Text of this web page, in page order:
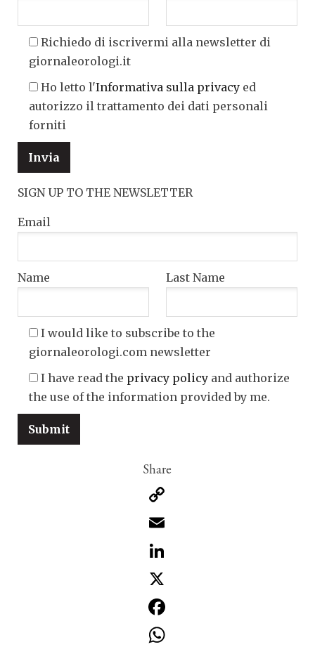
Richiedo di iscrivermi alla newsletter di
giornaleorologi.it
Ho letto l'Informativa sulla privacy ed
autorizzo il trattamento dei dati personali
forniti
SIGN UP TO THE NEWSLETTER
Email
Name Last Name
I would like to subscribe to the
giornaleorologi.com newsletter
I have read the privacy policy and authorize
the use of the information provided by me.